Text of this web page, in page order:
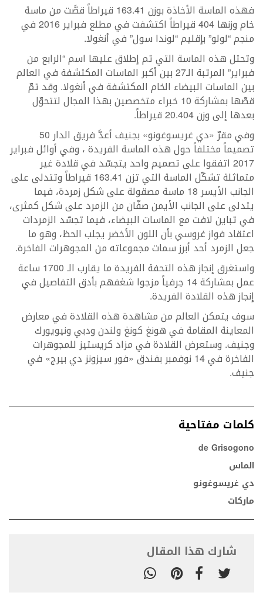
فهذه الماسة الأخاذة بوزن 163.41 قيراطاً قصَّت من ماسة
خام وزنها 404 قيراطاً اكتشفت في مطلع فبراير 2016 في
منجم “لولو” بإقليم “لوندا سول” في أنغولا.
وتحتل هذه الماسة التي تم إطلاق عليها اسم “الرابع من
فبراير” المرتبة الـ27 بين أكبر الماسات المكتشفة في العالم
بين الماسات البيضاء الخام المكتشفة في أنغولا. وقد تمّ
قصّها بمشاركة 10 خبراء متخصصين بهذا المجال لتتحوّل
بعدها إلى وزن 20.404 قيراطاً.
وفي مقرّ «دي غريسوغونو» بجنيف أعدَّ فريق الدار 50
تصميماً مختلفاً حول هذه الماسة الفريدة ، وفي أوائل فبراير
2017 اتفقوا على تصميم واحد يتجسّد في قلادة غير
متماثلة تشكّل الماسة التي تزن 163.41 قيراطاً وتتدلى على
الجانب الأيسر 18 ماسة مصقولة على شكل زمردة، فيما
يتدلى على الجانب الأيمن صفّان من الزمرد على شكل كمثرى،
في تباين لافت مع الماسات البيضاء، فيما تجسّد الزمردات
اعتقاد فواز غروسي بأن اللون الأخضر يجلب الحظ، وهو ما
جعل الزمرد أحد أبرز سمات مجموعاته من المجوهرات الفاخرة.
واستغرق إنجاز هذه التحفة الفريدة ما يقارب الـ 1700 ساعة
عمل بمشاركة 14 حِرفياً مزجوا شغفهم بأدق التفاصيل في
إنجاز هذه القلادة الفريدة.
سوف يتمكن العالم من مشاهدة هذه القلادة في معارض
المعاينة المقامة في هونغ كونغ ولندن ودبي ونيويورك
وجنيف. وستعرض القلادة في مزاد كريستيز للمجوهرات
الفاخرة في 14 نوفمبر بفندق «فور سيزونز دي بيرج» في
جنيف.
كلمات مفتاحية
de Grisogono
الماس
دي غريسوغونو
ماركات
شارك هذا المقال